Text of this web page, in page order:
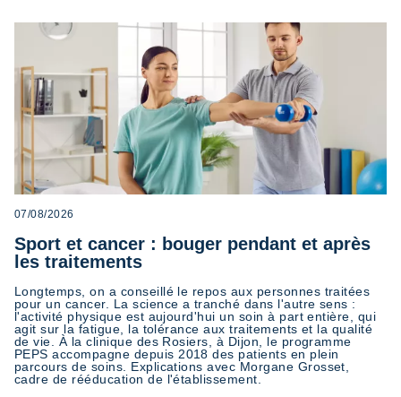
07/08/2026
Sport et cancer : bouger pendant et après
les traitements
Longtemps, on a conseillé le repos aux personnes traitées
pour un cancer. La science a tranché dans l'autre sens :
l'activité physique est aujourd'hui un soin à part entière, qui
agit sur la fatigue, la tolérance aux traitements et la qualité
de vie. À la clinique des Rosiers, à Dijon, le programme
PEPS accompagne depuis 2018 des patients en plein
parcours de soins. Explications avec Morgane Grosset,
cadre de rééducation de l'établissement.